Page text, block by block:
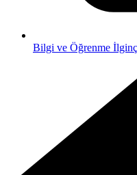
Bilgi ve Öğrenme